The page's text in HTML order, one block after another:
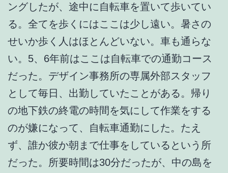
ングしたが、途中に自転車を置いて歩いてい
る。全てを歩くにはここは少し遠い。暑さの
せいか歩く人はほとんどいない。車も通らな
い。5、6年前はここは自転車での通勤コース
だった。デザイン事務所の専属外部スタッフ
として毎日、出勤していたことがある。帰り
の地下鉄の終電の時間を気にして作業をする
のが嫌になって、自転車通勤にした。たえ
ず、誰か彼か朝まで仕事をしているという所
だった。所要時間は30分だったが、中の島を